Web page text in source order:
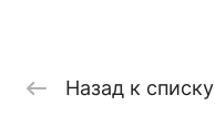
Назад к списку